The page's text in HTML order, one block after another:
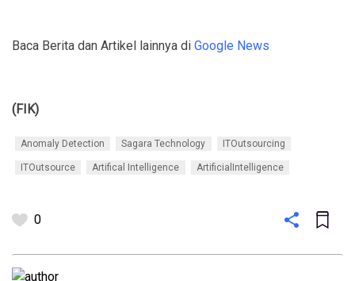
Baca Berita dan Artikel lainnya di Google News
(FIK)
Anomaly Detection Sagara Technology ITOutsourcing
ITOutsource Artifical Intelligence ArtificialIntelligence
0